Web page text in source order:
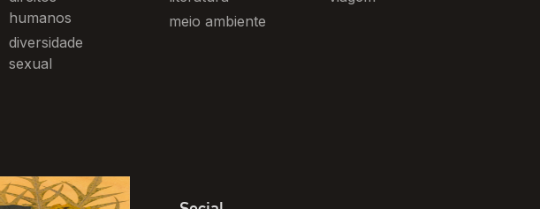
humanos
diversidade
sexual
meio ambiente